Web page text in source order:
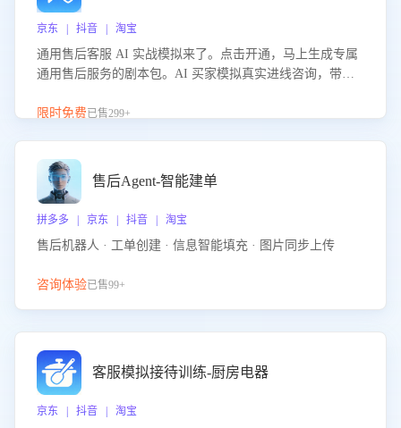
京东 | 抖音 | 淘宝
通用售后客服 AI 实战模拟来了。点击开通，马上生成专属
通用售后服务的剧本包。AI 买家模拟真实进线咨询，带您
的应对要点，轻松提升服务能力。
限时免费已售299+
售后Agent-智能建单
拼多多 | 京东 | 抖音 | 淘宝
售后机器人 · 工单创建 · 信息智能填充 · 图片同步上传
咨询体验已售99+
客服模拟接待训练-厨房电器
京东 | 抖音 | 淘宝